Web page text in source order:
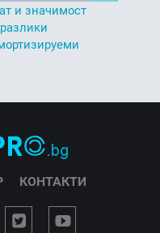
и значимост
КОНТАКТИ